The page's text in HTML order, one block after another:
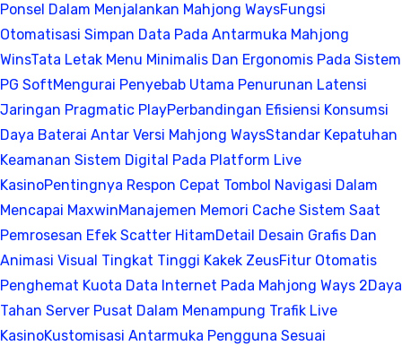
Ponsel Dalam Menjalankan Mahjong WaysFungsi
Otomatisasi Simpan Data Pada Antarmuka Mahjong
WinsTata Letak Menu Minimalis Dan Ergonomis Pada Sistem
PG SoftMengurai Penyebab Utama Penurunan Latensi
Jaringan Pragmatic PlayPerbandingan Efisiensi Konsumsi
Daya Baterai Antar Versi Mahjong WaysStandar Kepatuhan
Keamanan Sistem Digital Pada Platform Live
KasinoPentingnya Respon Cepat Tombol Navigasi Dalam
Mencapai MaxwinManajemen Memori Cache Sistem Saat
Pemrosesan Efek Scatter HitamDetail Desain Grafis Dan
Animasi Visual Tingkat Tinggi Kakek ZeusFitur Otomatis
Penghemat Kuota Data Internet Pada Mahjong Ways 2Daya
Tahan Server Pusat Dalam Menampung Trafik Live
KasinoKustomisasi Antarmuka Pengguna Sesuai